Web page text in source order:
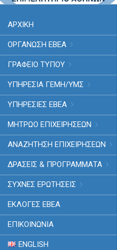
ΑΡΧΙΚΗ
ΟΡΓΑΝΩΣΗ ΕΒΕΑ
ΓΡΑΦΕΙΟ ΤΥΠΟΥ
ΥΠΗΡΕΣΊΑ ΓΕΜΗ/ΥΜΣ
ΥΠΗΡΕΣΙΕΣ ΕΒΕΑ
ΜΗΤΡΩΟ ΕΠΙΧΕΙΡΗΣΕΩΝ
ΑΝΑΖΗΤΗΣΗ ΕΠΙΧΕΙΡΗΣΕΩΝ
ΔΡΑΣΕΙΣ & ΠΡΟΓΡΑΜΜΑΤΑ
ΣΥΧΝΕΣ ΕΡΩΤΗΣΕΙΣ
ΕΚΛΟΓΈΣ ΕΒΕΑ
ΕΠΙΚΟΙΝΩΝΙΑ
ENGLISH